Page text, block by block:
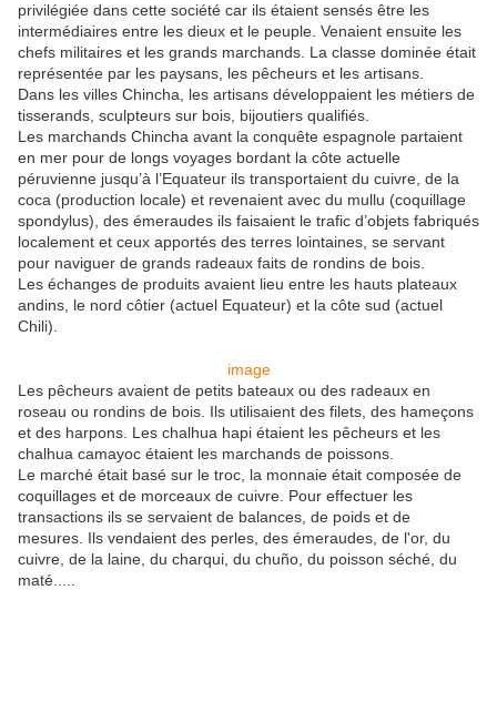
privilégiée dans cette société car ils étaient sensés être les
intermédiaires entre les dieux et le peuple. Venaient ensuite les
chefs militaires et les grands marchands. La classe dominée était
représentée par les paysans, les pêcheurs et les artisans.
Dans les villes Chincha, les artisans développaient les métiers de
tisserands, sculpteurs sur bois, bijoutiers qualifiés.
Les marchands Chincha avant la conquête espagnole partaient
en mer pour de longs voyages bordant la côte actuelle
péruvienne jusqu’à l’Equateur ils transportaient du cuivre, de la
coca (production locale) et revenaient avec du mullu (coquillage
spondylus), des émeraudes ils faisaient le trafic d’objets fabriqués
localement et ceux apportés des terres lointaines, se servant
pour naviguer de grands radeaux faits de rondins de bois.
Les échanges de produits avaient lieu entre les hauts plateaux
andins, le nord côtier (actuel Equateur) et la côte sud (actuel
Chili).
image
Les pêcheurs avaient de petits bateaux ou des radeaux en
roseau ou rondins de bois. Ils utilisaient des filets, des hameçons
et des harpons. Les chalhua hapi étaient les pêcheurs et les
chalhua camayoc étaient les marchands de poissons.
Le marché était basé sur le troc, la monnaie était composée de
coquillages et de morceaux de cuivre. Pour effectuer les
transactions ils se servaient de balances, de poids et de
mesures. Ils vendaient des perles, des émeraudes, de l'or, du
cuivre, de la laine, du charqui, du chuño, du poisson séché, du
maté.....